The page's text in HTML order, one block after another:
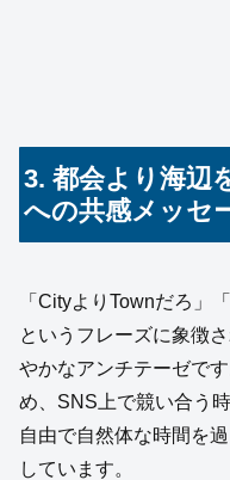
3. 都会より海辺
への共感メッセ
「CityよりTownだろ」
というフレーズに象徴
やかなアンチテーゼで
め、SNS上で競い合う
自由で自然体な時間を
しています。